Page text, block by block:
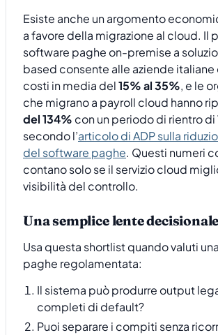
Esiste anche un argomento
a favore della migrazione al cloud. Il
software paghe on-premise a
based consente alle aziende italiane
costi in media del15% al 35%, e le
che migrano a payroll cloud hanno
del 134% con un periodo di rientro di
secondo l’articolo di ADP sulla
del software paghe. Questi numeri
contano solo se il servizio cloud
visibilità del controllo.
Una semplice lente decisionale
Usa questa shortlist quando valuti
paghe regolamentata:
Il sistema può produrre output
completi di default?
Puoi separare i compiti senza